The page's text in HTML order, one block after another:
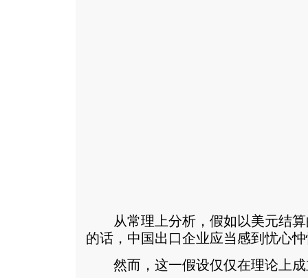
从常理上分析，假如以美元结算
的话，中国出口企业应当感到忧心
然而，这一假设仅仅在理论上成